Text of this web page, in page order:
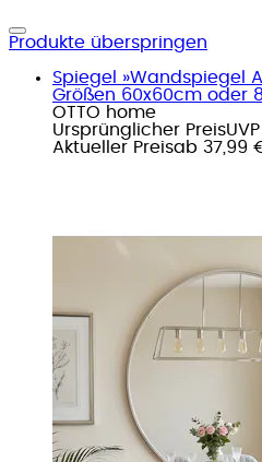
Produkte überspringen
Spiegel »Wandspiegel
Größen 60x60cm oder
OTTO home
Ursprünglicher Preis
Aktueller Preisab 37,99